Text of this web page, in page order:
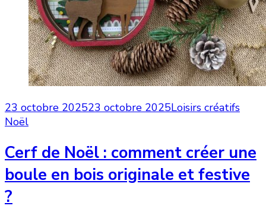
23 octobre 202523 octobre 2025Loisirs créatifs
Noël
Cerf de Noël : comment créer une
boule en bois originale et festive
?